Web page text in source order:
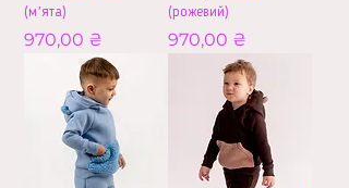
(мʼята)
Ціна
970,00 ₴
(рожевий)
Ціна
970,00 ₴